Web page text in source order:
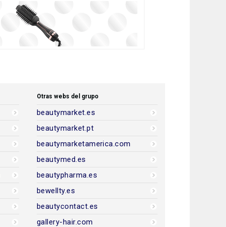
Otras webs del grupo
beautymarket.es
beautymarket.pt
beautymarketamerica.com
beautymed.es
beautypharma.es
bewellty.es
beautycontact.es
gallery-hair.com